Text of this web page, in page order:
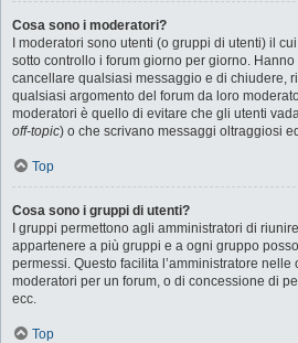
Cosa sono i moderatori?
I moderatori sono utenti (o gruppi di utenti) il
sotto controllo i forum giorno per giorno.
cancellare qualsiasi messaggio e di chiudere,
qualsiasi argomento del forum da loro
moderatori è quello di evitare che gli utenti
off-topic) o che scrivano messaggi oltraggiosi
Top
Cosa sono i gruppi di utenti?
I gruppi permettono agli amministratori di
appartenere a più gruppi e a ogni gruppo
permessi. Questo facilita l’amministratore
moderatori per un forum, o di concessione di
ecc.
Top